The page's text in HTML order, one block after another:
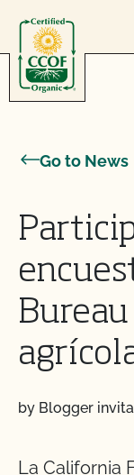
Go to News
by Blogger
La California